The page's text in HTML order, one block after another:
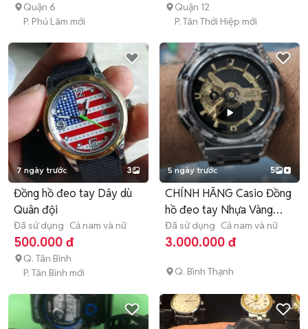
Quận 6
P. Phú Lâm mới
Quận 12
P. Tân Thới Hiệp mới
7 ngày trước 3
Đồng hồ đeo tay Dây dù
Quân đội
Đã sử dụng Cả nam và nữ
500.000 đ
Q. Tân Bình
P. Tân Bình mới
5 ngày trước 5
CHÍNH HÃNG Casio Đồng
hồ đeo tay Nhựa Vàng
Đen
Đã sử dụng Cả nam và nữ
3.000.000 đ
Q. Bình Thạnh